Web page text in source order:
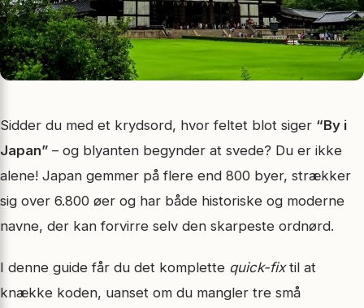
Sidder du med et krydsord, hvor feltet blot siger “By i
Japan” – og blyanten begynder at svede? Du er ikke
alene! Japan gemmer på flere end 800 byer, strækker
sig over 6.800 øer og har både historiske og moderne
navne, der kan forvirre selv den skarpeste ordnørd.
I denne guide får du det komplette quick-fixtil at
knække koden, uanset om du mangler tre små